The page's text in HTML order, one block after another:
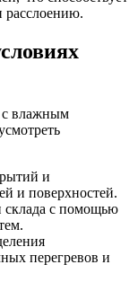
расслоению.
с влажным
и
и поверхностей.
склада с помощью
перегревов и